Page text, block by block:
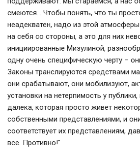
смеются… Чтобы понять, что ты
неадекватен, надо из этой
на себя со стороны, а это для них
инициированные Мизулиной,
одну очень специфическую черту –
Законы транслируются средствами
они срабатывают, они мобилизуют,
установки на нетерпимость у
далека, которая просто живет
собственными представлениями, и
соответствует их представлениям,
все. Противно!"